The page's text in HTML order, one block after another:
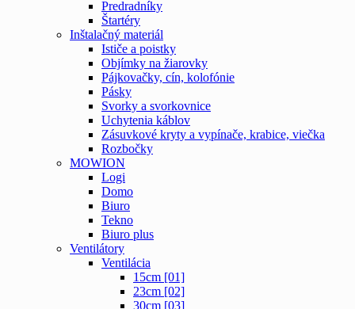
Predradníky
Štartéry
Inštalačný materiál
Ističe a poistky
Objímky na žiarovky
Pájkovačky, cín, kolofónie
Pásky
Svorky a svorkovnice
Uchytenia káblov
Zásuvkové kryty a vypínače, krabice, viečka
Rozbočky
MOWION
Logi
Domo
Biuro
Tekno
Biuro plus
Ventilátory
Ventilácia
15cm [01]
23cm [02]
30cm [03]